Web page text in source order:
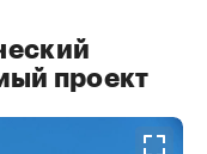
проект